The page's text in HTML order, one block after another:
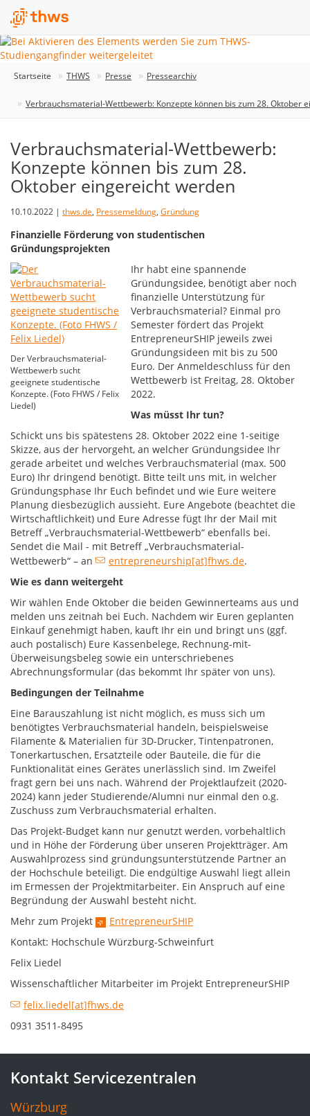
Startseite THWS Presse Pressearchiv
Verbrauchsmaterial-Wettbewerb: Konzepte können bis zum 28. Oktober
Verbrauchsmaterial-Wettbewerb:
Konzepte können bis zum 28.
Oktober eingereicht werden
10.10.2022 | thws.de, Pressemeldung, Gründung
Finanzielle Förderung von studentischen
Gründungsprojekten
Der Verbrauchsmaterial-
Wettbewerb sucht
geeignete studentische
Konzepte. (Foto FHWS / Felix
Liedel)
Ihr habt eine spannende
Gründungsidee, benötigt aber noch
finanzielle Unterstützung für
Verbrauchsmaterial? Einmal pro
Semester fördert das Projekt
EntrepreneurSHIP jeweils zwei
Gründungsideen mit bis zu 500
Euro. Der Anmeldeschluss für den
Wettbewerb ist Freitag, 28. Oktober
2022.
Was müsst Ihr tun?
Schickt uns bis spätestens 28. Oktober 2022 eine 1-seitige
Skizze, aus der hervorgeht, an welcher Gründungsidee Ihr
gerade arbeitet und welches Verbrauchsmaterial (max. 500
Euro) Ihr dringend benötigt. Bitte teilt uns mit, in welcher
Gründungsphase Ihr Euch befindet und wie Eure weitere
Planung diesbezüglich aussieht. Eure Angebote (beachtet die
Wirtschaftlichkeit) und Eure Adresse fügt Ihr der Mail mit
Betreff „Verbrauchsmaterial-Wettbewerb“ ebenfalls bei.
Sendet die Mail - mit Betreff „Verbrauchsmaterial-
Wettbewerb“ – an
entrepreneurship[at]fhws.de.
Wie es dann weitergeht
Wir wählen Ende Oktober die beiden Gewinnerteams aus und
melden uns zeitnah bei Euch. Nachdem wir Euren geplanten
Einkauf genehmigt haben, kauft Ihr ein und bringt uns (ggf.
auch postalisch) Eure Kassenbelege, Rechnung-mit-
Überweisungsbeleg sowie ein unterschriebenes
Abrechnungsformular (das bekommt Ihr später von uns).
Bedingungen der Teilnahme
Eine Barauszahlung ist nicht möglich, es muss sich um
benötigtes Verbrauchsmaterial handeln, beispielsweise
Filamente & Materialien für 3D-Drucker, Tintenpatronen,
Tonerkartuschen, Ersatzteile oder Bauteile, die für die
Funktionalität eines Gerätes unerlässlich sind. Im Zweifel
fragt gern bei uns nach. Während der Projektlaufzeit (2020-
2024) kann jeder Studierende/Alumni nur einmal den o.g.
Zuschuss zum Verbrauchsmaterial erhalten.
Das Projekt-Budget kann nur genutzt werden, vorbehaltlich
und in Höhe der Förderung über unseren Projektträger. Am
Auswahlprozess sind gründungsunterstützende Partner an
der Hochschule beteiligt. Die endgültige Auswahl liegt allein
im Ermessen der Projektmitarbeiter. Ein Anspruch auf eine
Begründung der Auswahl besteht nicht.
Mehr zum Projekt
EntrepreneurSHIP
Kontakt: Hochschule Würzburg-Schweinfurt
Felix Liedel
Wissenschaftlicher Mitarbeiter im Projekt EntrepreneurSHIP
felix.liedel[at]fhws.de
0931 3511-8495
Kontakt Servicezentralen
Würzburg